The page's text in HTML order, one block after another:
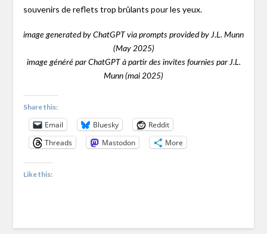
souvenirs de reflets trop brûlants pour les yeux.
image generated by ChatGPT via prompts provided by J.L. Munn
(May 2025)
image généré par ChatGPT à partir des invites fournies par J.L.
Munn (mai 2025)
Share this:
Email Bluesky
Reddit
Threads
Mastodon More
Like this: